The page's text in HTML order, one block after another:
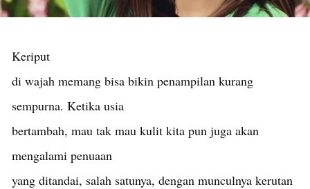
Keriput
di wajah memang bisa bikin penampilan kurang
sempurna. Ketika usia
bertambah, mau tak mau kulit kita pun juga akan
mengalami penuaan
yang ditandai, salah satunya, dengan munculnya kerutan